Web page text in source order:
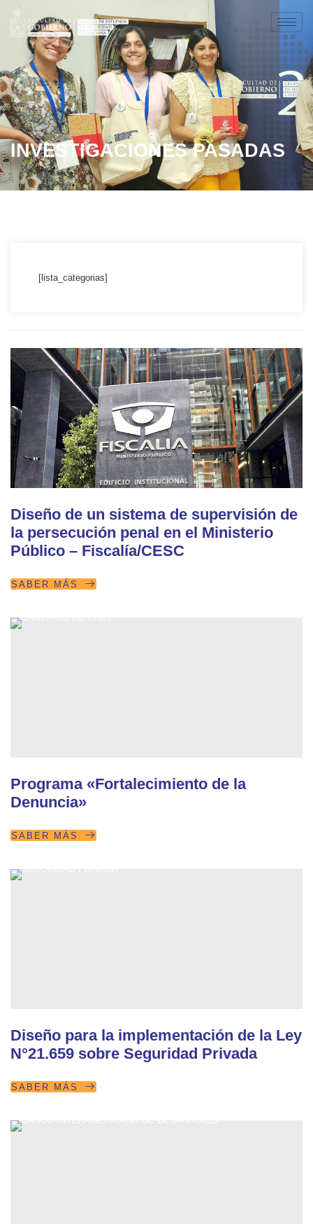
INVESTIGACIONES PASADAS
Diseño de un sistema de supervisión de
la persecución penal en el Ministerio
Público – Fiscalía/CESC
SABER MÁS
Programa «Fortalecimiento de la
Denuncia»
SABER MÁS
Diseño para la implementación de la Ley
N°21.659 sobre Seguridad Privada
SABER MÁS
[lista_categorias]